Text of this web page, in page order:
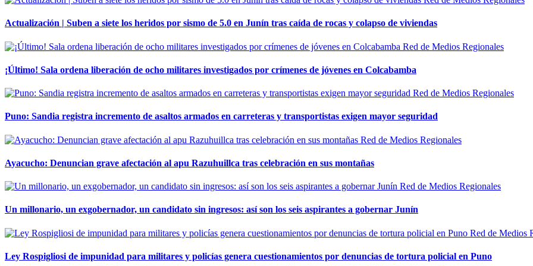
Actualización | Suben a siete los heridos por sismo de 5.0 en Junín tras caída de rocas y colapso de viviendas
Red de Medios Regionales
¡Último! Sala ordena liberación de ocho militares investigados por crímenes de jóvenes en Colcabamba
Red de Medios Regionales
Puno: Sandia registra incremento de asaltos armados en carreteras y transportistas exigen mayor seguridad
Red de Medios Regionales
Ayacucho: Denuncian grave afectación al apu Razuhuillca tras celebración en sus montañas
Red de Medios Regionales
Un millonario, un exgobernador, un candidato sin ingresos: así son los seis aspirantes a gobernar Junín
Red de Medios
Ley Rospigliosi de impunidad para militares y policías genera cuestionamientos por denuncias de tortura policial en Puno